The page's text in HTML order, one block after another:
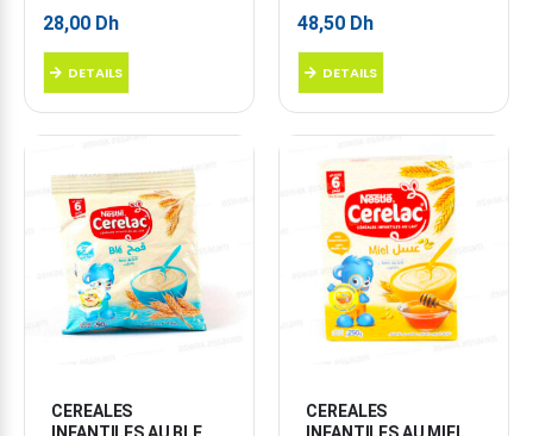
28,00 Dh
DETAILS
48,50 Dh
DETAILS
CEREALES
CEREALES